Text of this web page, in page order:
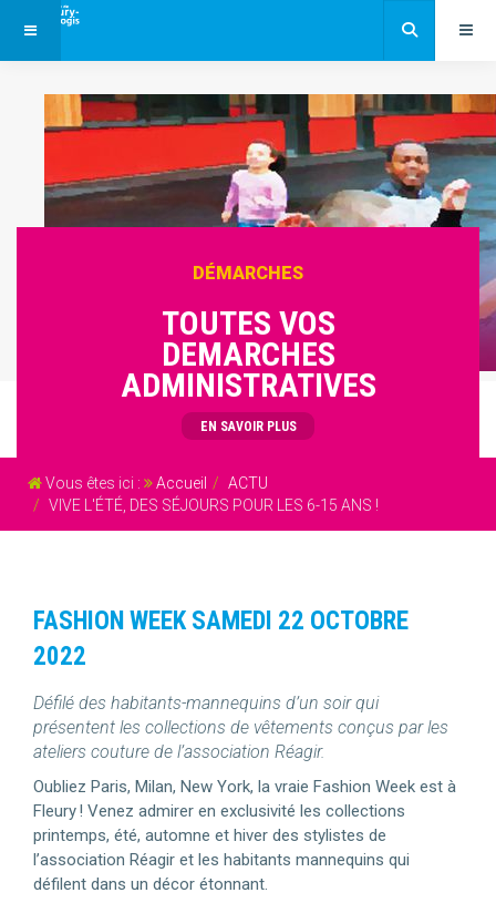
DÉMARCHES
TOUTES VOS
DEMARCHES
ADMINISTRATIVES
EN SAVOIR PLUS
Vous êtes ici : Accueil
ACTU
VIVE L'ÉTÉ, DES SÉJOURS POUR LES 6-15 ANS !
FASHION WEEK SAMEDI 22 OCTOBRE
2022
Défilé des habitants-mannequins d’un soir qui
présentent les collections de vêtements conçus par les
ateliers couture de l’association Réagir.
Oubliez Paris, Milan, New York, la vraie Fashion Week est à
Fleury ! Venez admirer en exclusivité les collections
printemps, été, automne et hiver des stylistes de
l’association Réagir et les habitants mannequins qui
défilent dans un décor étonnant.